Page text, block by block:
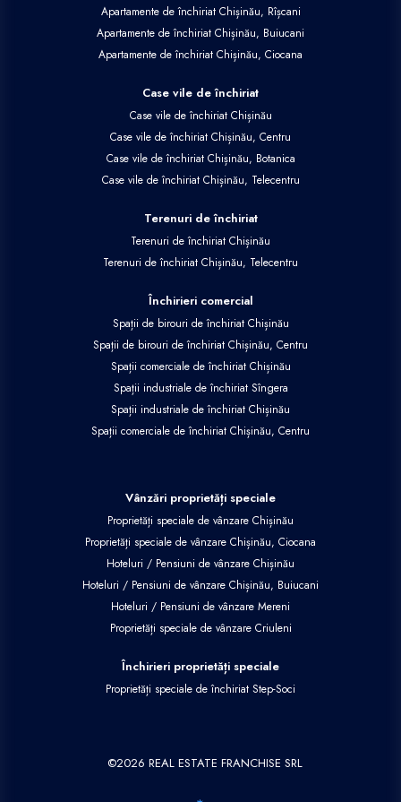
Apartamente de închiriat Chișinău, Rîșcani
Apartamente de închiriat Chișinău, Buiucani
Apartamente de închiriat Chișinău, Ciocana
Case vile de închiriat
Case vile de închiriat Chișinău
Case vile de închiriat Chișinău, Centru
Case vile de închiriat Chișinău, Botanica
Case vile de închiriat Chișinău, Telecentru
Terenuri de închiriat
Terenuri de închiriat Chișinău
Terenuri de închiriat Chișinău, Telecentru
Închirieri comercial
Spații de birouri de închiriat Chișinău
Spații de birouri de închiriat Chișinău, Centru
Spații comerciale de închiriat Chișinău
Spații industriale de închiriat Sîngera
Spații industriale de închiriat Chișinău
Spații comerciale de închiriat Chișinău, Centru
Vânzări proprietăți speciale
Proprietăți speciale de vânzare Chișinău
Proprietăți speciale de vânzare Chișinău, Ciocana
Hoteluri / Pensiuni de vânzare Chișinău
Hoteluri / Pensiuni de vânzare Chișinău, Buiucani
Hoteluri / Pensiuni de vânzare Mereni
Proprietăți speciale de vânzare Criuleni
Închirieri proprietăți speciale
Proprietăți speciale de închiriat Step-Soci
©2026 REAL ESTATE FRANCHISE SRL